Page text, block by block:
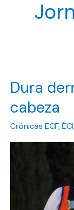
Dura
cabeza
Crónicas ECF,